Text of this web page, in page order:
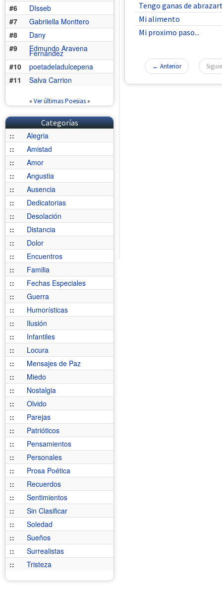
#6
DIsseb
#7
Gabriiella Monttero
#8
Dany
#9
Edmundo Aravena
Fernández
#10
poetadeladulcepena
#11
Salva Carrion
« Ver últimas Poesias»
Categorías
::
Alegria
::
Amistad
::
Amor
::
Angustia
::
Ausencia
::
Dedicatorias
::
Desolación
::
Distancia
::
Dolor
::
Encuentros
::
Familia
::
Fechas Especiales
::
Guerra
::
Humorísticas
::
Ilusión
::
Infantiles
::
Locura
::
Mensajes de Paz
::
Miedo
::
Nostalgia
::
Olvido
::
Parejas
::
Patrióticos
::
Pensamientos
::
Personales
::
Prosa Poética
::
Recuerdos
::
Sentimientos
::
Sin Clasificar
::
Soledad
::
Sueños
::
Surrealistas
::
Tristeza
Tengo ganas de
Mi alimento
Mi proximo paso...
← Anterior